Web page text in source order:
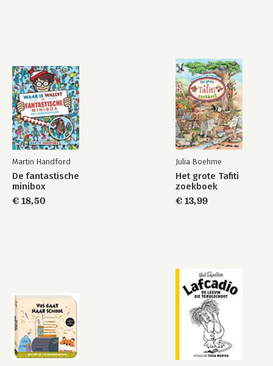
Martin Handford
De fantastische
minibox
€ 18,50
Julia Boehme
Het grote Tafiti
zoekboek
€ 13,99